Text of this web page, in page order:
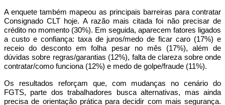
A enquete também mapeou as principais barreiras para contratar
Consignado CLT hoje. A razão mais citada foi não precisar de
crédito no momento (30%). Em seguida, aparecem fatores ligados
a custo e confiança: taxa de juros/medo de ficar caro (17%) e
receio do desconto em folha pesar no mês (17%), além de
dúvidas sobre regras/garantias (12%), falta de clareza sobre onde
contratar/como funciona (12%) e medo de golpe/fraude (11%).
Os resultados reforçam que, com mudanças no cenário do
FGTS, parte dos trabalhadores busca alternativas, mas ainda
precisa de orientação prática para decidir com mais segurança.